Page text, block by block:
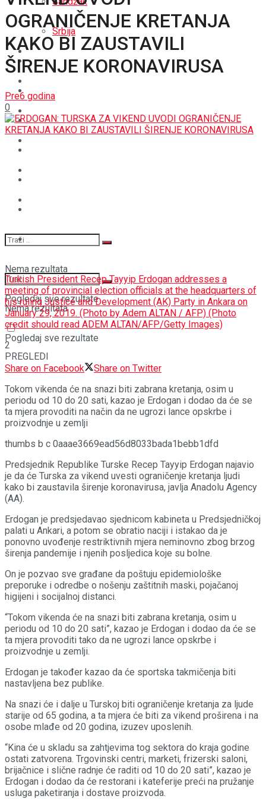
REGIJA
SVIJET
Nema rezultata
Pogledaj sve rezultate
Srbija
REGIJA
SVIJET
BOŠNJACI
SPORT
Nema rezultata
Pogledaj sve rezultate
OGRANIČENJE KRETANJA
KAKO BI ZAUSTAVILI
ŠIRENJE KORONAVIRUSA
Pre6 godina
0
Turkish President Recep Tayyip Erdogan addresses a
meeting of provincial election officials at the headquarters of
his ruling Justice and Development (AK) Party in Ankara on
January 29, 2019. (Photo by Adem ALTAN / AFP) (Photo
credit should read ADEM ALTAN/AFP/Getty Images)
2
PREGLEDI
Share on Facebook
Share on Twitter
Tokom vikenda će na snazi biti zabrana kretanja, osim u
periodu od 10 do 20 sati, kazao je Erdogan i dodao da će se
ta mjera provoditi na način da ne ugrozi lance opskrbe i
proizvodnje u zemlji
thumbs b c 0aaae3669ead56d8033bada1bebb1dfd
Predsjednik Republike Turske Recep Tayyip Erdogan najavio
je da će Turska za vikend uvesti ograničenje kretanja ljudi
kako bi zaustavila širenje koronavirusa, javlja Anadolu Agency
(AA).
Erdogan je predsjedavao sjednicom kabineta u Predsjedničkoj
palati u Ankari, a potom se obratio naciji i istakao da je
ponovno uvođenje restriktivnih mjera neminovno zbog brzog
širenja pandemije i njenih posljedica koje su bolne.
On je pozvao sve građane da poštuju epidemiološke
preporuke i odredbe o nošenju zaštitnih maski, pojačanoj
higijeni i socijalnoj distanci.
“Tokom vikenda će na snazi biti zabrana kretanja, osim u
periodu od 10 do 20 sati”, kazao je Erdogan i dodao da će se
ta mjera provoditi tako da ne ugrozi lance opskrbe i
proizvodnje u zemlji.
Erdogan je također kazao da će sportska takmičenja biti
nastavljena bez publike.
Na snazi će i dalje u Turskoj biti ograničenje kretanja za ljude
starije od 65 godina, a ta mjera će biti za vikend proširena i na
osobe mlađe od 20 godina, izuzev uposlenih.
“Kina će u skladu sa zahtjevima tog sektora do kraja godine
ostati zatvorena. Trgovinski centri, marketi, frizerski saloni,
brijačnice i slične radnje će raditi od 10 do 20 sati”, kazao je
Erdogan i dodao da će restorani i kateferije preći na pružanje
usluga paketiranja i dostave proizvoda.